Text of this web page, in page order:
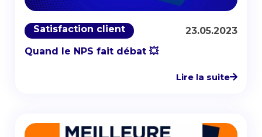
Satisfaction client
23.05.2023
Quand le NPS fait débat 💥
Lire la suite